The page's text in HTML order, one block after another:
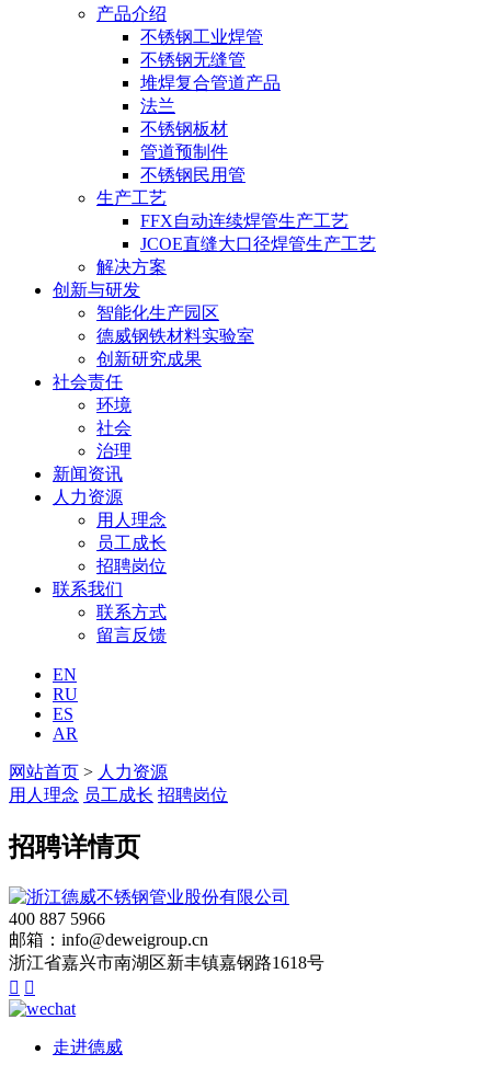
产品介绍
不锈钢工业焊管
不锈钢无缝管
堆焊复合管道产品
法兰
不锈钢板材
管道预制件
不锈钢民用管
生产工艺
FFX自动连续焊管生产工艺
JCOE直缝大口径焊管生产工艺
解决方案
创新与研发
智能化生产园区
德威钢铁材料实验室
创新研究成果
社会责任
环境
社会
治理
新闻资讯
人力资源
用人理念
员工成长
招聘岗位
联系我们
联系方式
留言反馈
EN
RU
ES
AR
网站首页 > 人力资源
用人理念 员工成长 招聘岗位
招聘详情页
400 887 5966
邮箱：info@deweigroup.cn
浙江省嘉兴市南湖区新丰镇嘉钢路1618号
 
走进德威